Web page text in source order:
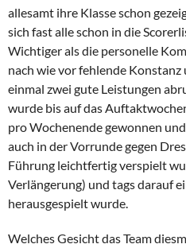
allesamt ihre Klasse schon
sich fast alle schon in die
Wichtiger als die personelle
nach wie vor fehlende
einmal zwei gute Leistungen
wurde bis auf das
pro Wochenende gewonnen
auch in der Vorrunde gegen
Führung leichtfertig verspielt
Verlängerung) und tags darauf
herausgespielt wurde.
Welches Gesicht das Team